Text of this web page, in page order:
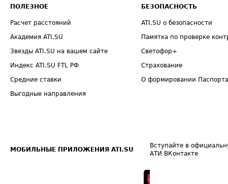
ПОЛЕЗНОЕ
Расчет расстояний
Академия ATI.SU
Звезды ATI.SU на вашем сайте
Индекс ATI.SU FTL РФ
Средние ставки
Выгодные направления
БЕЗОПАСНОСТЬ
ATI.SU о безопасности
Памятка по проверке
Светофор+
Страхование
О формировании Паспорта
МОБИЛЬНЫЕ ПРИЛОЖЕНИЯ ATI.SU
Вступайте в
АТИ ВКонтакте